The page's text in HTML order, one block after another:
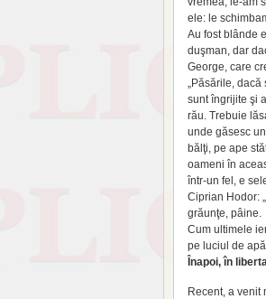
ele: le
Au fost blânde
duşman, dar
George, care
„Păsările,
sunt îngrijite şi
rău. Trebuie
unde găsesc
bălţi, pe ape
oameni în
într-un fel, e
Ciprian Hodor:
grăunţe, pâine.
Cum ultimele
pe luciul de
Înapoi, în
Recent, a